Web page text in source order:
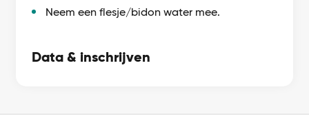
Neem een flesje/bidon water mee.
Data & inschrijven